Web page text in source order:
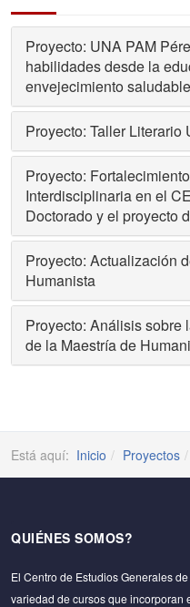
Proyecto: UNA PAM
habilidades desde la
envejecimiento saludable
Proyecto: Taller
Proyecto:
Interdisciplinaria en el
Doctorado y el proyecto
Proyecto: Actualización
Humanista
Proyecto: Análisis sobre
de la Maestría de
Está aquí: Inicio Proyectos
QUIÉNES SOMOS?
El Centro de Estudios Generales
variedad de cursos que incorporan